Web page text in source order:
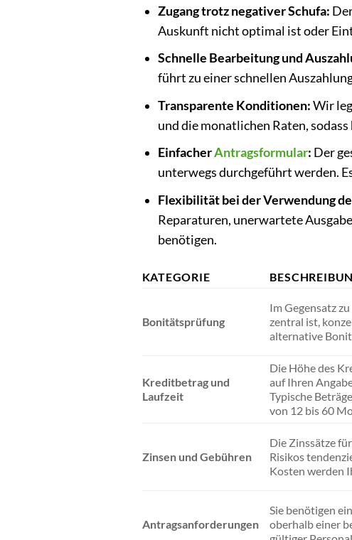
Zugang trotz negativer Schufa:
Auskunft nicht optimal ist oder
Schnelle Bearbeitung und
führt zu einer schnellen
Transparente Konditionen:Wir
und die monatlichen Raten,
EinfacherAntragsformular: Der
unterwegs durchgeführt werden.
Flexibilität bei der Verwendung
Reparaturen, unerwartete
benötigen.
KATEGORIE
Bonitätsprüfung
Im Gegensatz
zentral ist,
alternative
Kreditbetrag und
Laufzeit
Die Höhe des
auf Ihren
Typische
von 12 bis 60
Zinsen und Gebühren
Die Zinssätze
Risikos
Kosten werden
Antragsanforderungen
Sie benötigen
oberhalb einer